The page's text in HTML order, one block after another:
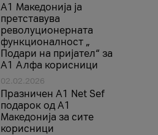
А1 Македонија ја
претставува
револуционерната
функционалност „
Подари на пријател“ за
А1 Алфа корисници
02.02.2026
Празничен A1 Net Sеf
подарок од А1
Македонија за сите
корисници